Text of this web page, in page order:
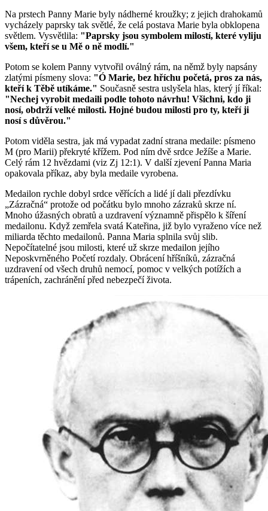
Na prstech Panny Marie byly nádherné kroužky; z jejich drahokamů
vycházely paprsky tak světlé, že celá postava Marie byla obklopena
světlem. Vysvětlila: "Paprsky jsou symbolem milostí, které vyliju
všem, kteří se u Mě o ně modlí."
Potom se kolem Panny vytvořil oválný rám, na němž byly napsány
zlatými písmeny slova: "Ó Marie, bez hříchu početá, pros za nás,
kteří k Těbě utíkáme." Současně sestra uslyšela hlas, který jí říkal:
"Nechej vyrobit medaili podle tohoto návrhu! Všichni, kdo ji
nosí, obdrží velké milosti. Hojné budou milosti pro ty, kteří ji
nosí s důvěrou."
Potom viděla sestra, jak má vypadat zadní strana medaile: písmeno
M (pro Marii) překryté křížem. Pod ním dvě srdce Ježíše a Marie.
Celý rám 12 hvězdami (viz Zj 12:1). V další zjevení Panna Maria
opakovala příkaz, aby byla medaile vyrobena.
Medailon rychle dobyl srdce věřících a lidé jí dali přezdívku
„Zázračná“ protože od počátku bylo mnoho zázraků skrze ní.
Mnoho úžasných obratů a uzdravení významně přispělo k šíření
medailonu. Když zemřela svatá Kateřina, již bylo vyraženo více než
miliarda těchto medailonů. Panna Maria splnila svůj slib.
Nepočítatelné jsou milosti, které už skrze medailon jejího
Neposkvrněného Početí rozdaly. Obrácení hříšníků, zázračná
uzdravení od všech druhů nemocí, pomoc v velkých potížích a
trápeních, zachránění před nebezpečí života.